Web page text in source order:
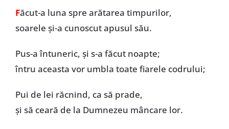
Făcut-a luna spre arătarea timpurilor,
soarele și-a cunoscut apusul său.
Pus-a întuneric, și s-a făcut noapte;
întru aceasta vor umbla toate fiarele codrului;
Pui de lei răcnind, ca să prade,
și să ceară de la Dumnezeu mâncare lor.